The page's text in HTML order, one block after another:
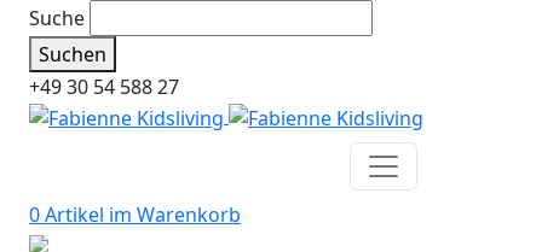
Suche
Suchen
+49 30 54 588 27
0 Artikel im Warenkorb